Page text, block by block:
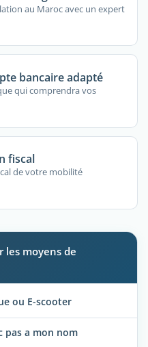
au Maroc avec un expert
bancaire adapté
qui comprendra vos
fiscal
de votre mobilité
les moyens de
ou E-scooter
pas a mon nom